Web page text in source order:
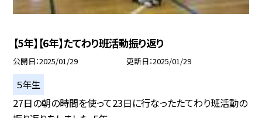
【5年】【6年】たてわり班活動振り返り
公開日 2025/01/29 更新日 2025/01/29
５年生
27日の朝の時間を使って23日に行なったたてわり班活動の